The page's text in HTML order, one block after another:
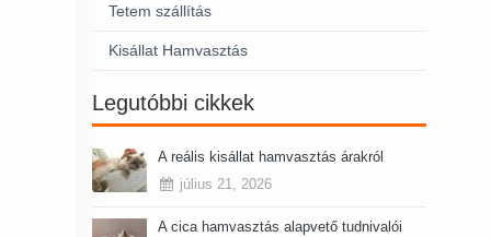
Tetem szállítás
Kisállat Hamvasztás
Legutóbbi cikkek
A reális kisállat hamvasztás árakról
július 21, 2026
A cica hamvasztás alapvető tudnivalói